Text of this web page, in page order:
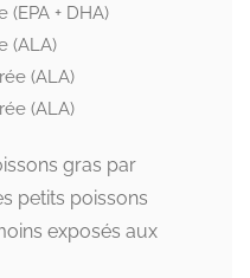
(EPA + DHA)
(ALA)
(ALA)
(ALA)
gras par
petits poissons
exposés aux